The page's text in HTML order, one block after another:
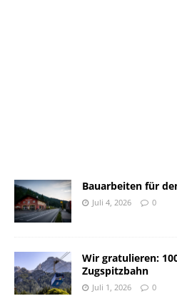
Bauarbeiten für
Juli 4, 2026 0
Wir gratulieren:
Zugspitzbahn
Juli 1, 2026 0